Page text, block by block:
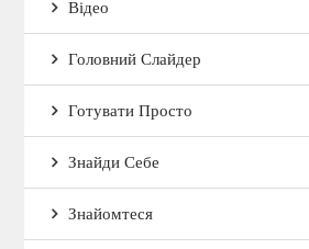
Відео
Головний Слайдер
Готувати Просто
Знайди Себе
Знайомтеся